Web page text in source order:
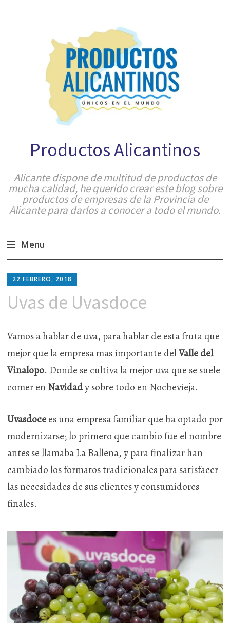
Productos Alicantinos
Alicante dispone de multitud de productos de
mucha calidad, he querido crear este blog sobre
productos de empresas de la Provincia de
Alicante para darlos a conocer a todo el mundo.
Menu
al22 FEBRERO, 2018
Uvas de Uvasdoce
Vamos a hablar de uva, para hablar de esta fruta que
mejor que la empresa mas importante delValle del
Vinalopo. Donde se cultiva la mejor uva que se suele
comer en Navidady sobre todo en Nochevieja.
Uvasdocees una empresa familiar que ha optado por
modernizarse; lo primero que cambio fue el nombre
antes se llamaba La Ballena, y para finalizar han
cambiado los formatos tradicionales para satisfacer
las necesidades de sus clientes y consumidores
finales.